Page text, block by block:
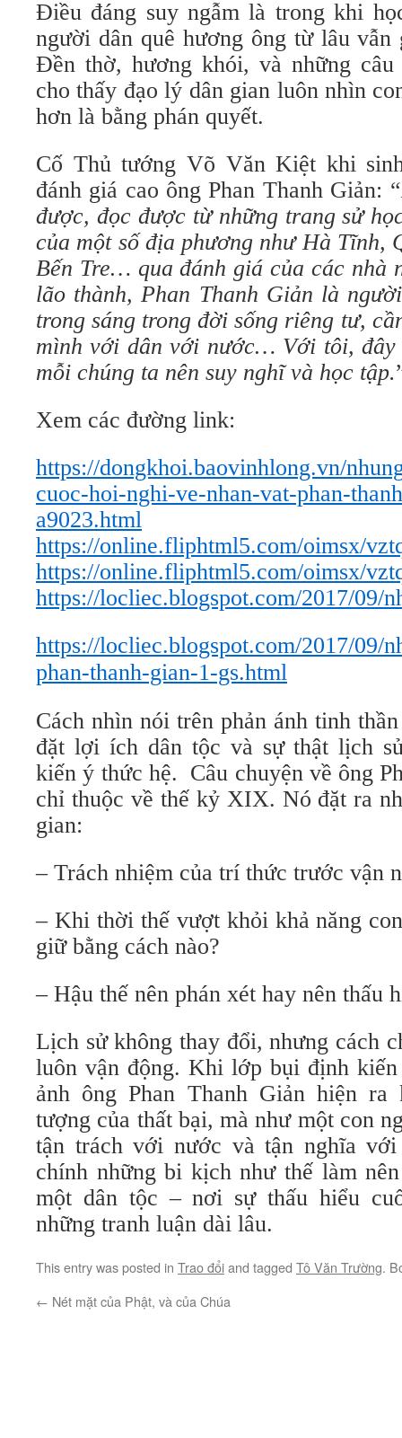
Điều đáng suy ngẫm là trong khi
người dân quê hương ông từ lâu
Đền thờ, hương khói, và những câu
cho thấy đạo lý dân gian luôn nhìn
hơn là bằng phán quyết.
Cố Thủ tướng Võ Văn Kiệt khi
đánh giá cao ông Phan Thanh Giản: “
được, đọc được từ những trang sử
của một số địa phương như Hà Tĩnh,
Bến Tre… qua đánh giá của các nhà
lão thành, Phan Thanh Giản là
trong sáng trong đời sống riêng tư,
mình với dân với nước… Với tôi, đây
mỗi chúng ta nên suy nghĩ và học tập.
Xem các đường link:
https://dongkhoi.baovinhlong.vn/
cuoc-hoi-nghi-ve-nhan-vat-phan-
a9023.html
https://online.fliphtml5.com/oimsx/
https://online.fliphtml5.com/oimsx/
https://locliec.blogspot.com/2017/09/
https://locliec.blogspot.com/2017/09/
phan-thanh-gian-1-gs.html
Cách nhìn nói trên phản ánh tinh
đặt lợi ích dân tộc và sự thật lịch
kiến ý thức hệ. Câu chuyện về ông
chỉ thuộc về thế kỷ XIX. Nó đặt ra
gian:
– Trách nhiệm của trí thức trước vận
– Khi thời thế vượt khỏi khả năng
giữ bằng cách nào?
– Hậu thế nên phán xét hay nên thấu
Lịch sử không thay đổi, nhưng cách
luôn vận động. Khi lớp bụi định
ảnh ông Phan Thanh Giản hiện ra
tượng của thất bại, mà như một con
tận trách với nước và tận nghĩa
chính những bi kịch như thế làm
một dân tộc – nơi sự thấu hiểu
những tranh luận dài lâu.
This entry was posted in Trao đổiand tagged Tô Văn Trường.
← Nét mặt của Phật, và của Chúa